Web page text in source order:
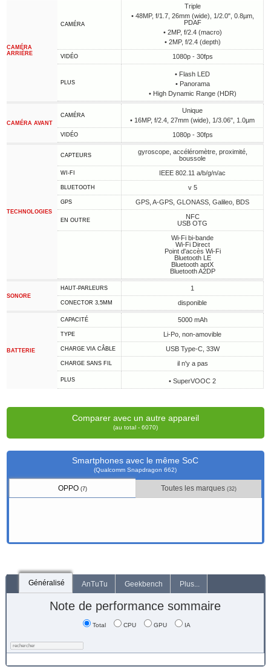
CAMÉRA
ARRIÈRE
CAMÉRA
Triple
• 48MP, f/1.7, 26mm (wide), 1/2.0", 0.8µm,
PDAF
• 2MP, f/2.4 (macro)
• 2MP, f/2.4 (depth)
VIDÉO 1080p - 30fps
PLUS
• Flash LED
• Panorama
• High Dynamic Range (HDR)
CAMÉRA AVANT
CAMÉRA
Unique
• 16MP, f/2.4, 27mm (wide), 1/3.06", 1.0µm
VIDÉO 1080p - 30fps
TECHNOLOGIES
CAPTEURS
gyroscope, accéléromètre, proximité,
boussole
WI-FI IEEE 802.11 a/b/g/n/ac
BLUETOOTH v 5
GPS GPS, A-GPS, GLONASS, Galileo, BDS
EN OUTRE
NFC
USB OTG
Wi-Fi bi-bande
Wi-Fi Direct
Point d'accès Wi-Fi
Bluetooth LE
Bluetooth aptX
Bluetooth A2DP
SONORE
HAUT-PARLEURS 1
CONECTOR 3,5MM disponible
BATTERIE
CAPACITÉ 5000 mAh
TYPE Li-Po, non-amovible
CHARGE VIA CÂBLE USB Type-C, 33W
CHARGE SANS FIL il n'y a pas
PLUS • SuperVOOC 2
Comparer avec un autre appareil
(au total - 6070)
Smartphones avec le même SoC
(Qualcomm Snapdragon 662)
OPPO(7) Toutes les marques(32)
Généralisé AnTuTu Geekbench Plus...
Note de performance sommaire
Total CPU GPU IA